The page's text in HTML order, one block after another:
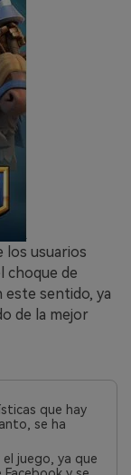
los usuarios
choque de
este sentido, ya
de la mejor
que hay
se ha
juego, ya que